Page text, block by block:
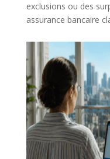
exclusions ou des
assurance bancaire